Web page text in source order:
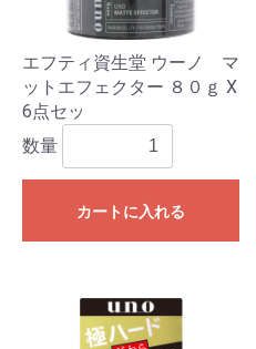
エフティ資生堂 ウーノ マ
ットエフェクター ８０ｇ X
6点セッ
数量
カートに入れる